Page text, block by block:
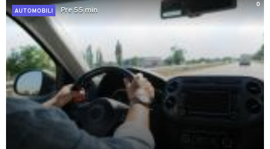
0
AUTOMOBILI
Pre 55 min